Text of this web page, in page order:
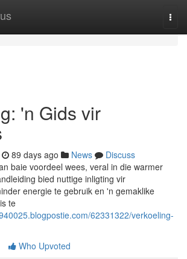
'n Gids vir
89 days ago News
Discuss
baie voordeel wees, veral in die warmer
bied nuttige inligting vir
energie te gebruik en 'n gemaklike
te
62331322/verkoeling-
Who Upvoted